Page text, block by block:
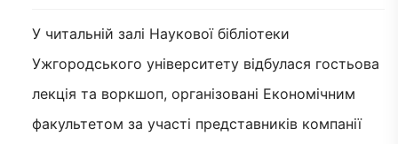
У читальній залі Наукової бібліотеки
Ужгородського університету відбулася гостьова
лекція та воркшоп, організовані Економічним
факультетом за участі представників компанії